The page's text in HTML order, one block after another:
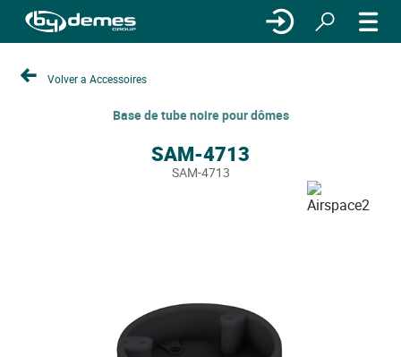
Volver a Accessoires
Base de tube noire pour dômes
SAM-4713
SAM-4713